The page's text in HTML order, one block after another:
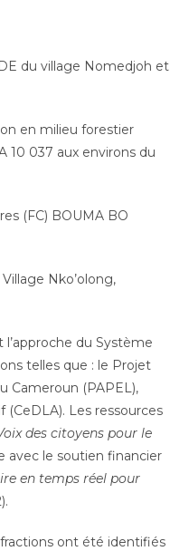
du village Nomedjoh et
en milieu forestier
10 037 aux environs du
(FC) BOUMA BO
Nko’olong,
du Système
telles que : le Projet
Cameroun (PAPEL),
Les ressources
des citoyens pour le
avec le soutien financier
en temps réel pour
ont été identifiés